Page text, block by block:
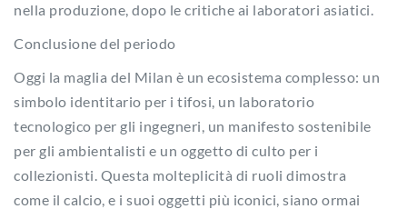
nella produzione, dopo le critiche ai laboratori asiatici.
Conclusione del periodo
Oggi la maglia del Milan è un ecosistema complesso: un
simbolo identitario per i tifosi, un laboratorio
tecnologico per gli ingegneri, un manifesto sostenibile
per gli ambientalisti e un oggetto di culto per i
collezionisti. Questa molteplicità di ruoli dimostra
come il calcio, e i suoi oggetti più iconici, siano ormai